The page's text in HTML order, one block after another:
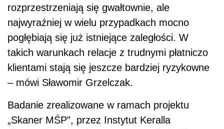
rozprzestrzeniają się gwałtownie, ale
najwyraźniej w wielu przypadkach mocno
pogłębiają się już istniejące zaległości. W
takich warunkach relacje z trudnymi płatniczo
klientami stają się jeszcze bardziej ryzykowne
– mówi Sławomir Grzelczak.
Badanie zrealizowane w ramach projektu
„Skaner MŚP”, przez Instytut Keralla